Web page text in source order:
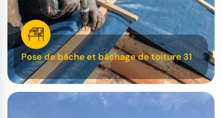
Pose de bâche et bâchage de toiture 31